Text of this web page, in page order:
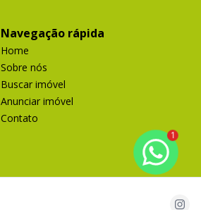
Navegação rápida
Home
Sobre nós
Buscar imóvel
Anunciar imóvel
Contato
1